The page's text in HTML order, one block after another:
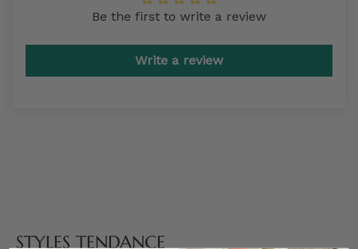
Be the first to write a review
Write a review
STYLES TENDANCE